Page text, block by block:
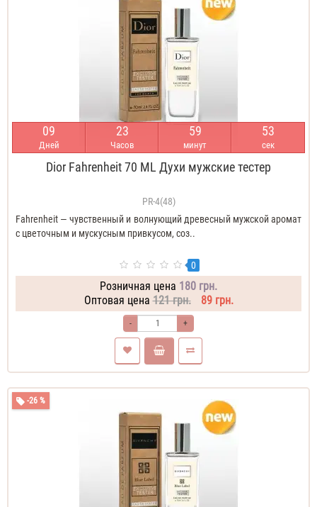
09
Дней
23
Часов
59
минут
52
сек
Dior Fahrenheit 70 ML Духи мужские тестер
PR-4(48)
Fahrenheit — чувственный и волнующий древесный мужской аромат
с цветочным и мускусным привкусом, соз..
0
Розничная цена 180 грн.
Оптовая цена 121 грн. 89 грн.
- +
-26 %